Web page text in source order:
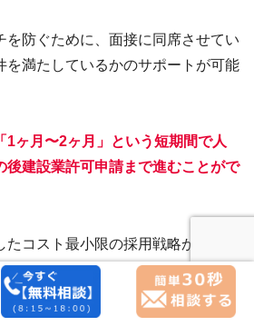
を防ぐために、面接に同席させてい
を満たしているかのサポートが可能
1ヶ月〜2ヶ月」という短期間で人
後建設業許可申請まで進むことがで
コスト最小限の採用戦略から、確
応まで、ウィルホープ行政書士事務
走します。 まずは無料相談で、貴
材の悩み」をお聞かせください。私